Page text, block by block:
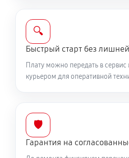
🔍
Быстрый старт без
Плату можно передать в сервис
курьером для оперативной
🛡️
Гарантия на